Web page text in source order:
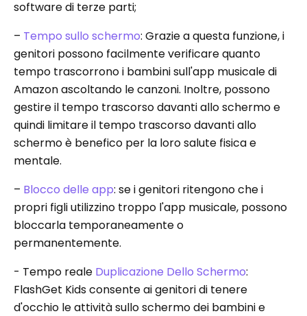
software di terze parti;
– Tempo sullo schermo: Grazie a questa funzione, i
genitori possono facilmente verificare quanto
tempo trascorrono i bambini sull'app musicale di
Amazon ascoltando le canzoni. Inoltre, possono
gestire il tempo trascorso davanti allo schermo e
quindi limitare il tempo trascorso davanti allo
schermo è benefico per la loro salute fisica e
mentale.
– Blocco delle app: se i genitori ritengono che i
propri figli utilizzino troppo l'app musicale, possono
bloccarla temporaneamente o
permanentemente.
- Tempo reale Duplicazione Dello Schermo:
FlashGet Kids consente ai genitori di tenere
d'occhio le attività sullo schermo dei bambini e